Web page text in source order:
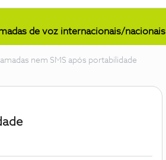
de voz internacionais/nacionais
nem SMS após portabilidade